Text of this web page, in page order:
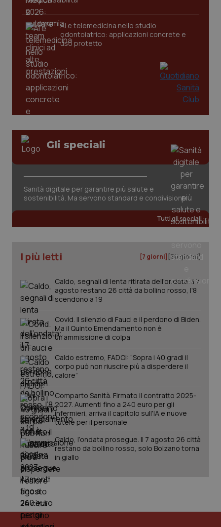
AI e telemedicina nello studio
odontoiatrico: applicazioni concrete e
uso protetto
Gli speciali
Sanità digitale per garantire più salute e
sostenibilità. Ma servono standard e condivisione
Tutti gli speciali
I più letti [7 giorni] [30 giorni]
Caldo, segnali di lenta ritirata dell'ondata: il 7
agosto restano 26 città da bollino rosso, l'8
scendono a 19
Covid. Il silenzio di Fauci e il perdono di Biden.
Ma il Quinto Emendamento non è
un’ammissione di colpa
Caldo estremo, FADOI: “Sopra i 40 gradi il
corpo può non riuscire più a disperdere il
calore”
Comparto Sanità. Firmato il contratto 2025-
2027. Aumenti fino a 240 euro per gli
infermieri, arriva il capitolo sull'IA e nuove
tutele per il personale
Caldo, l’ondata prosegue. Il 7 agosto 26 città
restano da bollino rosso, solo Bolzano torna
in giallo
tracking-sites-ironfish-
session-id
www.quotidianosanita.it
_ga
Google LLC
.quotidianosanita.it
PHPSESSID
PHP.net
www.quotidianosanita.it
_ga_KM60CM4NPH